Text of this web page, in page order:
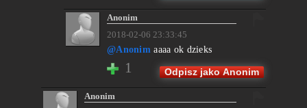
Anonim
2018-02-06 23:33:45
@Anonim aaaa ok dzieks
1 Odpisz jako Anonim
Anonim